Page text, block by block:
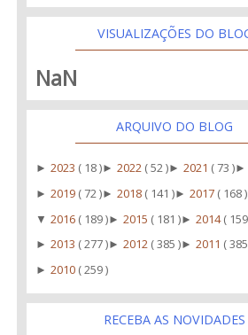
VISUALIZAÇÕES DO
NaN
ARQUIVO DO BLOG
►2023 ( 18 )►2022 ( 52 )►2021 ( 73 )
►2019 ( 72 )►2018 ( 141 )►2017 ( 168 )
▼2016 ( 189 )►2015 ( 181 )►2014(
►2013 ( 277 )►2012 ( 385 )►2011 (
►2010 ( 259 )
RECEBA AS NOVIDADES